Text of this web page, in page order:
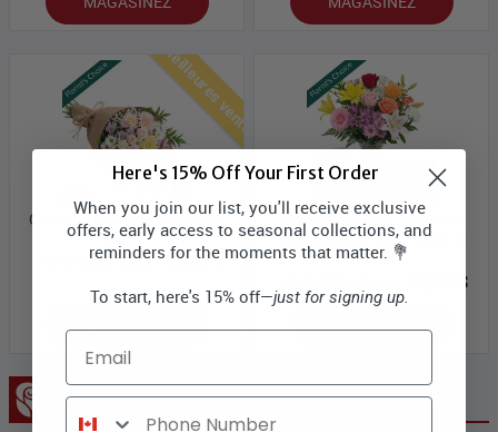
Meilleures ventes
Choix du designer - couleurs
pastel
Prix Bloomex: 49,99 $
MAGASINEZ
Bouquet de luxe - choix du
designer avec vase, carte et
truffes
69,99 $
MAGASINEZ
Collection Concepteur
Here's 15% Off Your First Order
When you join our list, you'll receive exclusive
offers, early access to seasonal collections, and
reminders for the moments that matter. 💐
To start, here's 15% off—just for signing up.
Email
Phone Number